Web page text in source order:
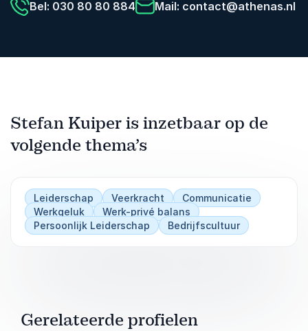
Bel: 030 80 80 884 Mail: contact@athenas.nl
Stefan Kuiper is inzetbaar op de
volgende thema’s
Leiderschap Veerkracht
Communicatie
Werkgeluk
Werk-privé balans
Persoonlijk Leiderschap
Bedrijfscultuur
Gerelateerde profielen